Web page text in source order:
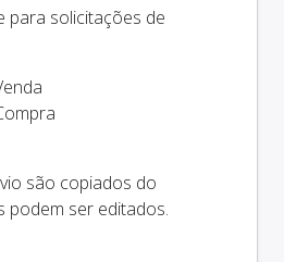
para solicitações de
são copiados do
podem ser editados.